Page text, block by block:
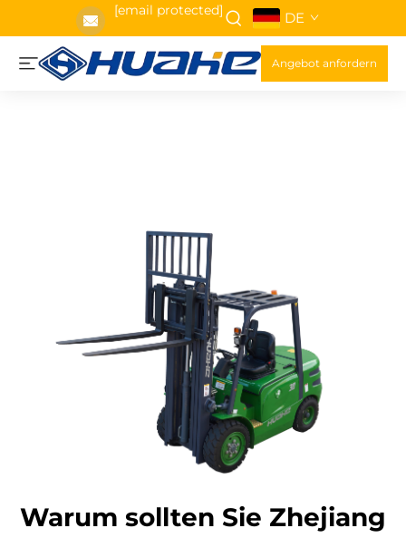
[email protected] DE
Angebot anfordern
Warum sollten Sie Zhejiang